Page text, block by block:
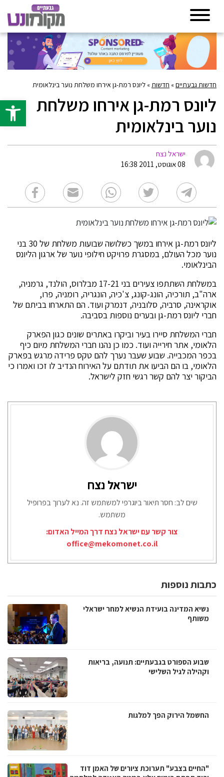
פתח
חדשות גבעתיים» חדשות » ליונס רמת-גן אירחו משלחת נוער בינלאומית
ליונס רמת-גן אירחו משלחת
נוער בינלאומית
ישראל נצח
08 אוגוסט, 2011 16:38
ליונס רמת-גן אירחו במשך כשלושה שבועות משלחת של 30 בני
נוער מכל העולם, במסגרת פרויקט חילופי נוער של ארגון הליונס
הבינלאומי.
במשלחת השתתפו צעירים בני 17-21 מבלרוס, הולנד, גרמניה,
ארה"ב, תורכיה, הונג-קונג, צ'כיה, הונגריה, רומניה, פרו,
אוקראינה, סרביה, סלובניה, דנמרק ועוד. הם התארחו בביתם של
חברי ליונס רמת-גן ובערים נוספות בסביבה.
חברי המשלחת סיירו בעיר וביקרו באתרים שונים כגון הפארק
הלאומי, אתר חירייה ועוד. כמו כן נהנו חברי המשלחת מיום כיף
בכפר המכבייה. שבוע שעבר נערך להם טקס פרידה מרגש בפארק
הלאומי, בו הם הביעו את תודתם על האירוח הנדיב לו זכו ואמרו כי
הביקור יצר להם קשר רגשי חזק לישראל.
ישראל נצח
שים לב: חסר תיאור ביוגרפי למשתמש זה. נא לערוך בפרופיל
משתמש.
צור קשר עם ישראל נצח דרך המייל האדום:
office@mekomonet.co.il
כתבות נוספות
נשיא המדינה בועידת הנשיא למחר ישראלי
משותף
שבוע הספורט בגבעתיים: תנועה, בריאות
וקהילה לגיל השלישי
החשמל הירוק הפך למלגות
"החיים בצבע" תערוכת ציורים של האמן דוד